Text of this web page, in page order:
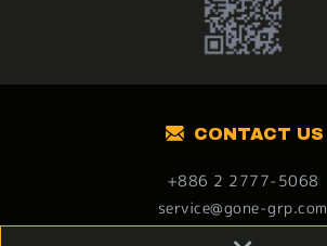
CONTACT US
+886 2 2777-5068
service@gone-grp.com